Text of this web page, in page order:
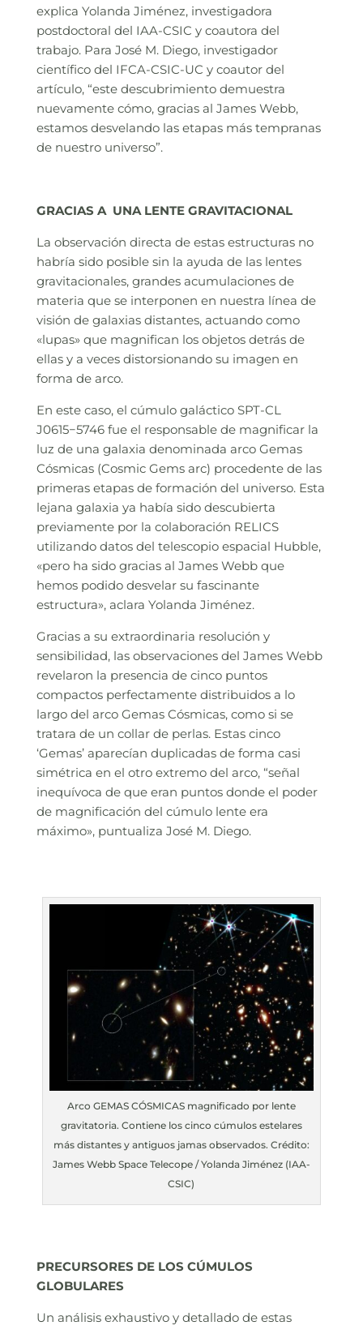
explica Yolanda Jiménez, investigadora
postdoctoral del IAA-CSIC y coautora del
trabajo. Para José M. Diego, investigador
científico del IFCA-CSIC-UC y coautor del
artículo, “este descubrimiento demuestra
nuevamente cómo, gracias al James Webb,
estamos desvelando las etapas más tempranas
de nuestro universo”.
GRACIAS A UNA LENTE GRAVITACIONAL
La observación directa de estas estructuras no
habría sido posible sin la ayuda de las lentes
gravitacionales, grandes acumulaciones de
materia que se interponen en nuestra línea de
visión de galaxias distantes, actuando como
«lupas» que magnifican los objetos detrás de
ellas y a veces distorsionando su imagen en
forma de arco.
En este caso, el cúmulo galáctico SPT-CL
J0615−5746 fue el responsable de magnificar la
luz de una galaxia denominada arco Gemas
Cósmicas (Cosmic Gems arc) procedente de las
primeras etapas de formación del universo. Esta
lejana galaxia ya había sido descubierta
previamente por la colaboración RELICS
utilizando datos del telescopio espacial Hubble,
«pero ha sido gracias al James Webb que
hemos podido desvelar su fascinante
estructura», aclara Yolanda Jiménez.
Gracias a su extraordinaria resolución y
sensibilidad, las observaciones del James Webb
revelaron la presencia de cinco puntos
compactos perfectamente distribuidos a lo
largo del arco Gemas Cósmicas, como si se
tratara de un collar de perlas. Estas cinco
‘Gemas’ aparecían duplicadas de forma casi
simétrica en el otro extremo del arco, “señal
inequívoca de que eran puntos donde el poder
de magnificación del cúmulo lente era
máximo», puntualiza José M. Diego.
Arco GEMAS CÓSMICAS magnificado por lente
gravitatoria. Contiene los cinco cúmulos estelares
más distantes y antiguos jamas observados. Crédito:
James Webb Space Telecope / Yolanda Jiménez (IAA-
CSIC)
PRECURSORES DE LOS CÚMULOS
GLOBULARES
Un análisis exhaustivo y detallado de estas